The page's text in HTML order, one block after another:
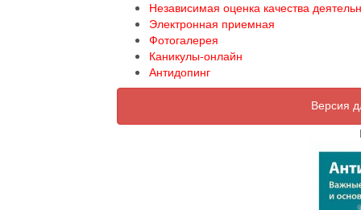
Независимая оценка качества
Электронная приемная
Фотогалерея
Каникулы-онлайн
Антидопинг
Версия